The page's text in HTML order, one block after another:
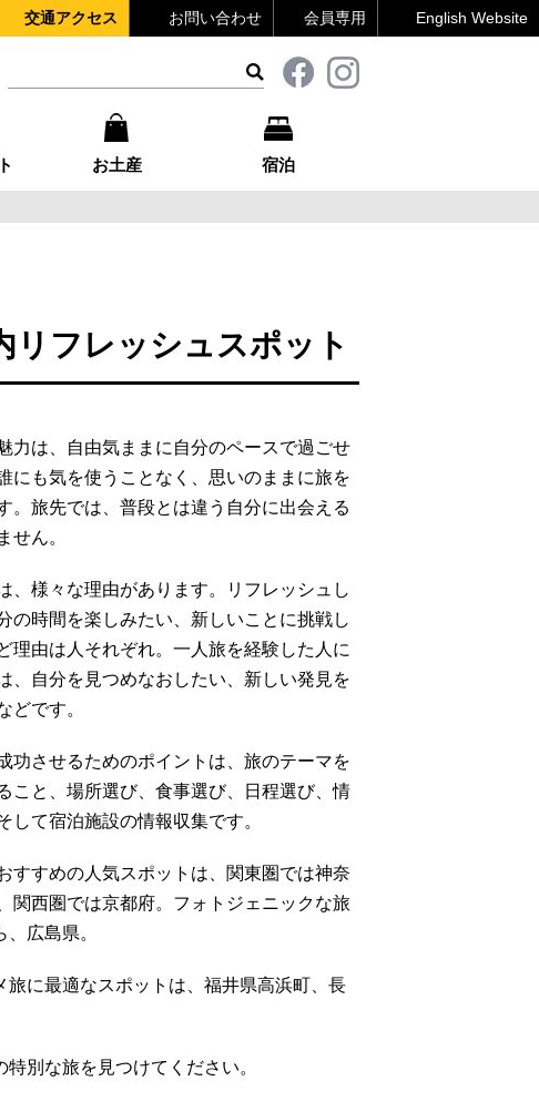
交通アクセス お問い合わせ 会員専用 English Website
お土産 宿泊
リフレッシュスポット
力は、自由気ままに自分のペースで過ごせ
にも気を使うことなく、思いのままに旅を
。旅先では、普段とは違う自分に出会える
せん。
、様々な理由があります。リフレッシュし
の時間を楽しみたい、新しいことに挑戦し
理由は人それぞれ。一人旅を経験した人に
、自分を見つめなおしたい、新しい発見を
どです。
功させるためのポイントは、旅のテーマを
こと、場所選び、食事選び、日程選び、情
して宿泊施設の情報収集です。
すすめの人気スポットは、関東圏では神奈
関西圏では京都府。フォトジェニックな旅
広島県。
に最適なスポットは、福井県高浜町、長
別な旅を見つけてください。